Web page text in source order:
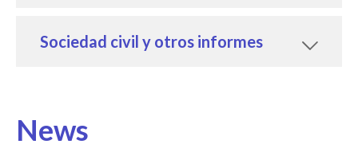
Sociedad civil y otros informes
News